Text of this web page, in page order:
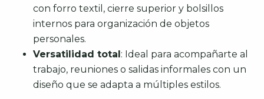
con forro textil, cierre superior y bolsillos
internos para organización de objetos
personales.
Versatilidad total: Ideal para acompañarte al
trabajo, reuniones o salidas informales con un
diseño que se adapta a múltiples estilos.